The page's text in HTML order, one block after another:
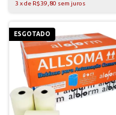
3 xde R$39,80 sem juros
ESGOTADO